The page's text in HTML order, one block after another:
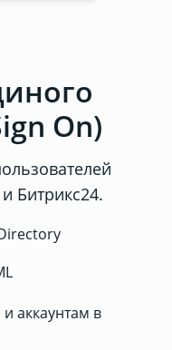
On)
Битрикс24.
аккаунтам в